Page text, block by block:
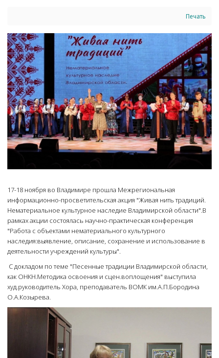
Печать
17-18 ноября во Владимире прошла Межрегиональная
информационно-просветительская акция "Живая нить традиций.
Нематериальное культурное наследие Владимирской области".В
рамках акции состоялась научно-практическая конференция
"Работа с объектами нематериального культурного
наследия:выявление, описание, сохранение и использование в
деятельности учреждений культуры".
С докладом по теме "Песенные традиции Владимирской области,
как ОНКН.Методика освоения и сцен.воплощения" выступила
худ.руководитель Хора, преподаватель ВОМК им.А.П.Бородина
О.А.Козырева.